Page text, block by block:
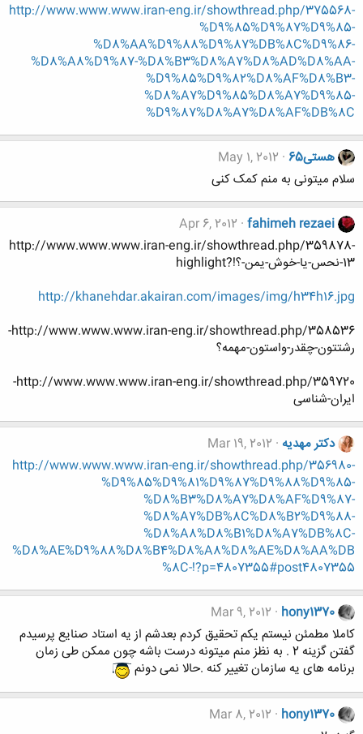
http://www.www.www.iran-eng.ir/showthread.php/375568-
%D9%85%D9%87%D9%85-
%D8%AA%D9%88%D9%87%DB%8C%D9%86-
%D8%A8%D9%87-%D8%B3%D8%A7%D8%AD%D8%AA-
%D9%85%D9%82%D8%AF%D8%B3-
%D8%A7%D9%85%D8%A7%D9%85-
%D9%87%D8%A7%D8%AF%DB%8C
هستی65
May 1, 2012
سلام میتونی به منم کمک کنی
fahimeh rezaei
Apr 6, 2012
http://www.www.www.iran-eng.ir/showthread.php/359878-
13-نحس-یا-خوش-یمن-؟!?highlight
http://khanehdar.akairan.com/images/img/h34h16.jpg
http://www.www.www.iran-eng.ir/showthread.php/358536-
رشتتون-چقدر-واستون-مهمه؟
http://www.www.www.iran-eng.ir/showthread.php/359720-
ایران-شناسی
دکتر مهدیه Mar 19, 2012
http://www.www.www.iran-eng.ir/showthread.php/356980-
%D9%85%D9%81%D9%87%D9%88%D9%85-
%D8%B3%D8%A7%D8%AF%D9%87-
%D8%A7%DB%8C%D8%B2%D9%88-
%D8%A8%D8%B1%D8%A7%DB%8C-
%D8%AE%D9%88%D8%B4%D8%A8%D8%AE%D8%AA%DB
%8C-!?p=4807355#post4807355
hony1370
Mar 9, 2012
کاملا مطمئن نیستم یکم تحقیق کردم بعدشم از یه استاد صنایع پرسیدم
گفتن گزینه 2 . به نظز منم میتونه درست باشه چون ممکن طی زمان
برنامه های یه سازمان تغییر کنه .حالا نمی دونم
hony1370
Mar 8, 2012